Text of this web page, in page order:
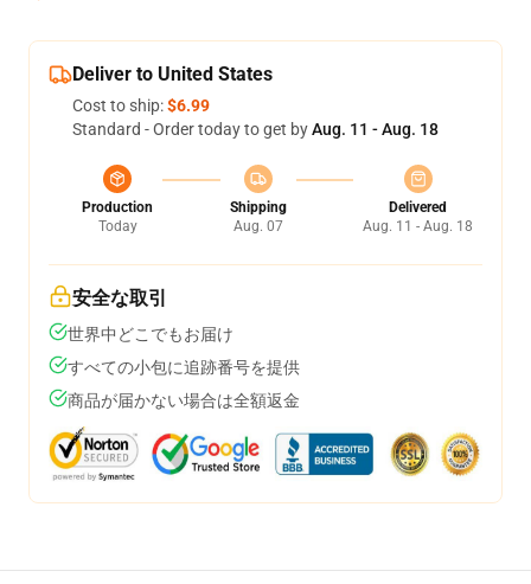
Deliver to United States
Cost to ship:$6.99
Standard - Order today to get byAug. 11 - Aug. 18
Production
Today
Shipping
Aug. 07
Delivered
Aug. 11 - Aug. 18
安全な取引
世界中どこでもお届け
すべての小包に追跡番号を提供
商品が届かない場合は全額返金